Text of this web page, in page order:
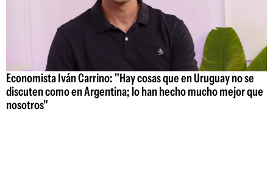
Economista Iván Carrino: "Hay cosas que en Uruguay no se
discuten como en Argentina; lo han hecho mucho mejor que
nosotros"